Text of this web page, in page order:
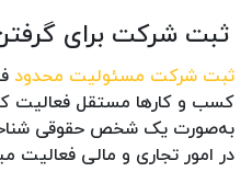
ثبت شرکت برای
ثبت شرکت مسئولیت محدود
کسب ‌و کارها مستقل فعالیت
به‌صورت یک شخص حقوقی
در امور تجاری و مالی فعالیت